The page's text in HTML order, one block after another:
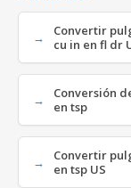
Convertir
cu in en fl dr
Conversión
en tsp
Convertir
en tsp US